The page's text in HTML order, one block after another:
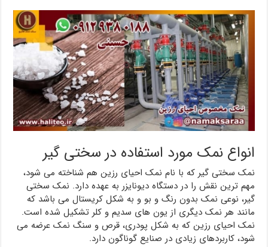
انواع نمک مورد استفاده در سختی گیر
نمک سختی گیر که با نام نمک احیای رزین هم شناخته می شود،
مهم ترین نقش را در دستگاه دیونایزر به عهده دارد. نمک سختی
گیر، نوعی نمک بدون رنگ و بو و به شکل کریستال می باشد که
مانند هر نمک دیگری از یون های سدیم و کلر تشکیل شده است.
نمک احیای رزین که به شکل پودری، قرص و سنگ نمک عرضه می
شود، کاربردهای زیادی در صنایع گوناگون دارد.